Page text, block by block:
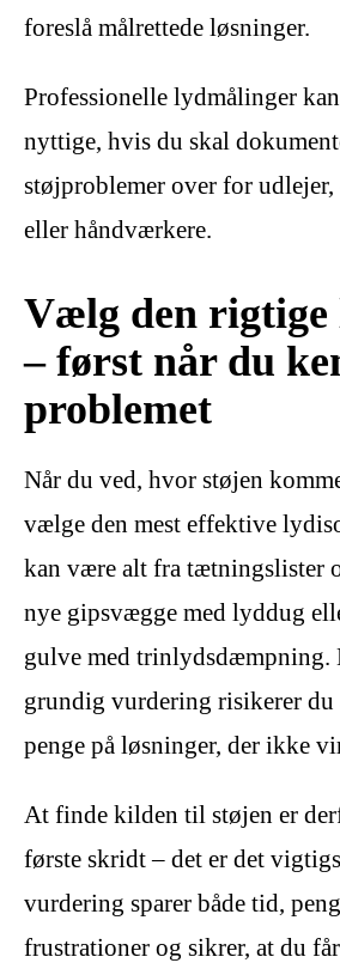
foreslå målrettede løsninger.
Professionelle lydmålinger
nyttige, hvis du skal
støjproblemer over for
eller håndværkere.
Vælg den rigtige
– først når du
problemet
Når du ved, hvor støjen
vælge den mest effektive
kan være alt fra tætningslister
nye gipsvægge med lyddug
gulve med trinlydsdæmpning.
grundig vurdering risikerer du
penge på løsninger, der ikke
At finde kilden til støjen er
første skridt – det er det
vurdering sparer både tid,
frustrationer og sikrer, at du